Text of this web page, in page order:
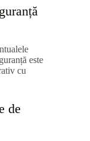
este
cu
de